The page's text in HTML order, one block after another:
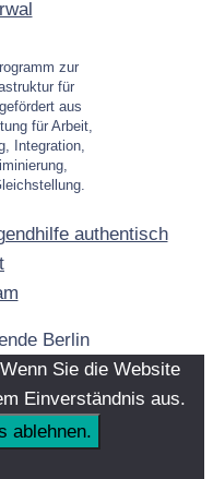
zur
für
aus
für Arbeit,
Integration,
Berlin
Sie die Website
Einverständnis aus.
ablehnen.